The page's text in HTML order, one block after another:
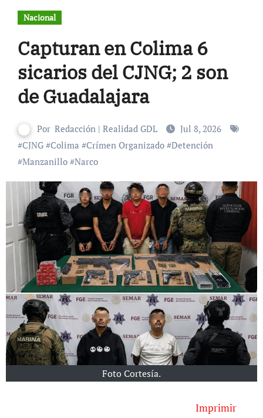
Nacional
Capturan en Colima 6
sicarios del CJNG; 2 son
de Guadalajara
Por Redacción | Realidad GDL
Jul 8, 2026
#CJNG#Colima #Crímen Organizado#Detención
#Manzanillo#Narco
Foto Cortesía.
Imprimir